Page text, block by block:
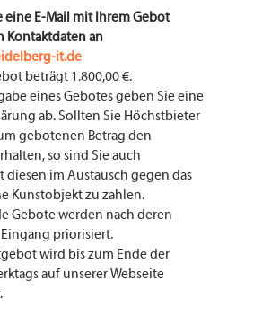
eine E-Mail mit Ihrem Gebot
Kontaktdaten an
it.de
beträgt 1.800,00 €.
eines Gebotes geben Sie eine
ab. Sollten Sie Höchstbieter
gebotenen Betrag den
so sind Sie auch
diesen im Austausch gegen das
Kunstobjekt zu zahlen.
Gebote werden nach deren
priorisiert.
wird bis zum Ende der
auf unserer Webseite